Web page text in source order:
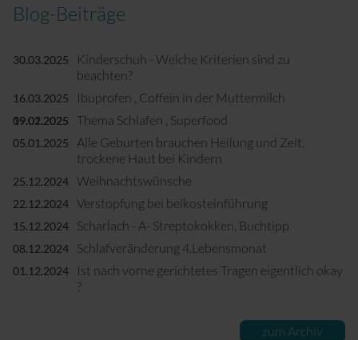
Blog-Beiträge
30.03.2025
Kinderschuh - Welche Kriterien sind zu
beachten?
16.03.2025 Ibuprofen , Coffein in der Muttermilch
09.02.2025
19.01.2025 Thema Schlafen , Superfood
05.01.2025
Alle Geburten brauchen Heilung und Zeit,
trockene Haut bei Kindern
25.12.2024 Weihnachtswünsche
22.12.2024 Verstopfung bei beikosteinführung
15.12.2024 Scharlach - A- Streptokokken, Buchtipp
08.12.2024 Schlafveränderung 4.Lebensmonat
01.12.2024
Ist nach vorne gerichtetes Tragen eigentlich okay
?
zum Archiv